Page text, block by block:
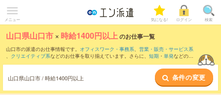
メニュー 気になる! ログイン 検索
山口県山口市 × 時給1400円以上のお仕事一覧
山口市の派遣のお仕事情報です。 オフィスワーク・事務系、 営業・販売・サービス系
、 クリエイティブ系などのお仕事を取り揃えています。さらに、 短期 ・ 単発などの期
山口県山口市 / 時給1400円以上 条件の変更